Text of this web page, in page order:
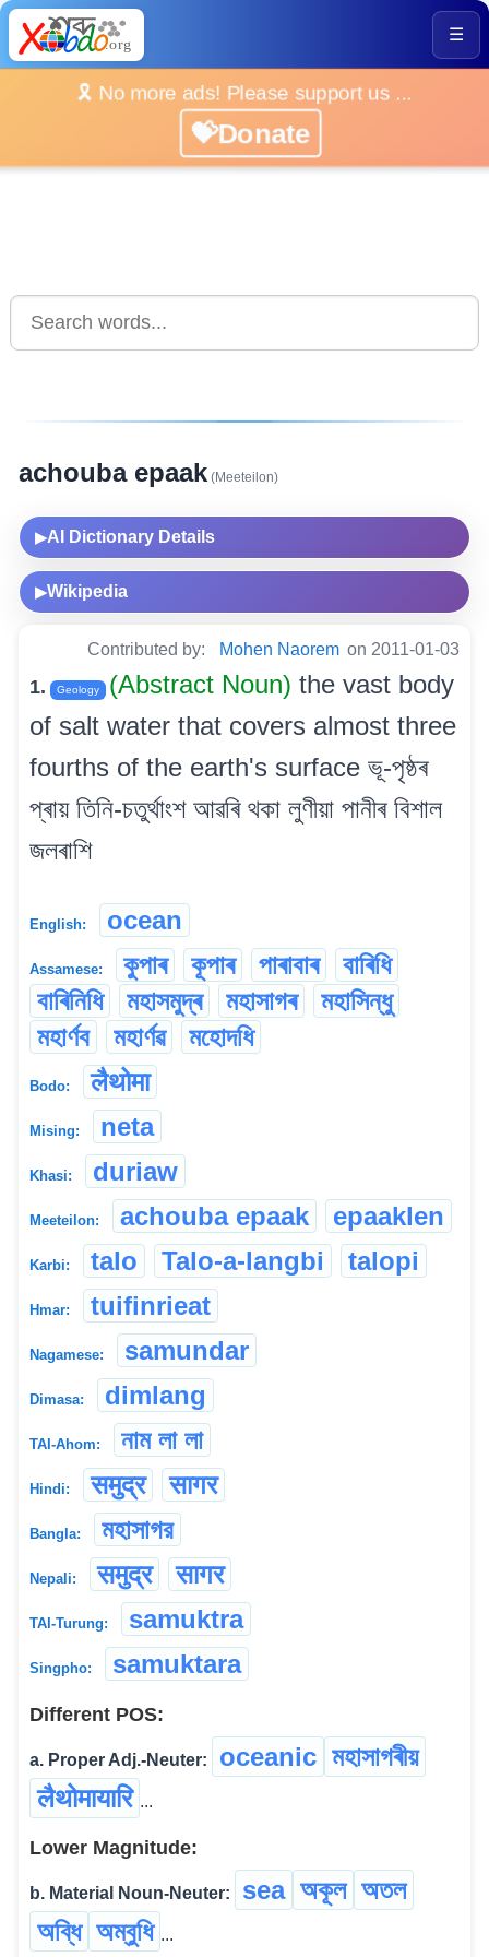
☰
🎗️ No more ads! Please support us ...
💝Donate
achouba epaak(Meeteilon)
▶AI Dictionary Details
▶Wikipedia
Contributed by: Mohen Naorem on 2011-01-03
1. Geology (Abstract Noun) the vast body
of salt water that covers almost three
fourths of the earth's surface ভূ-পৃষ্ঠৰ
প্ৰায় তিনি-চতুৰ্থাংশ আৱৰি থকা লুণীয়া পানীৰ বিশাল
জলৰাশি
English: ocean
Assamese: কুপাৰ কূপাৰ পাৰাবাৰ
বাৰিধি
বাৰিনিধি
মহাসমুদ্ৰ মহাসাগৰ
মহাসিন্ধু
মহাৰ্ণব
মহাৰ্ণৱ মহোদধি
Bodo: लैथोमा
Mising: neta
Khasi: duriaw
Meeteilon: achouba epaak epaaklen
Karbi: talo Talo-a-langbi talopi
Hmar: tuifinrieat
Nagamese: samundar
Dimasa: dimlang
TAI-Ahom: নাম লা লা
Hindi: समुद्र सागर
Bangla: মহাসাগর
Nepali: समुद्र सागर
TAI-Turung: samuktra
Singpho: samuktara
Different POS:
a. Proper Adj.-Neuter: oceanic মহাসাগৰীয়
लैथोमायारि ...
Lower Magnitude:
b. Material Noun-Neuter: sea অকূল অতল
অব্ধি অম্বুধি ...